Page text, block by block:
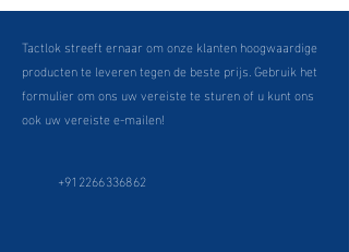
Tactlok streeft ernaar om onze klanten hoogwaardige
producten te leveren tegen de beste prijs. Gebruik het
formulier om ons uw vereiste te sturen of u kunt ons
ook uw vereiste e-mailen!
+912266336862